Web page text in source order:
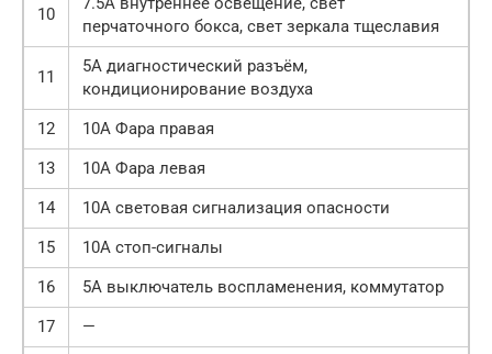
10
перчаточного бокса, свет зеркала тщеславия
11
5A диагностический разъём,
кондиционирование воздуха
12
10A Фара правая
13
10A Фара левая
14
10А световая сигнализация опасности
15
10А стоп-сигналы
16
5А выключатель воспламенения, коммутатор
17
—